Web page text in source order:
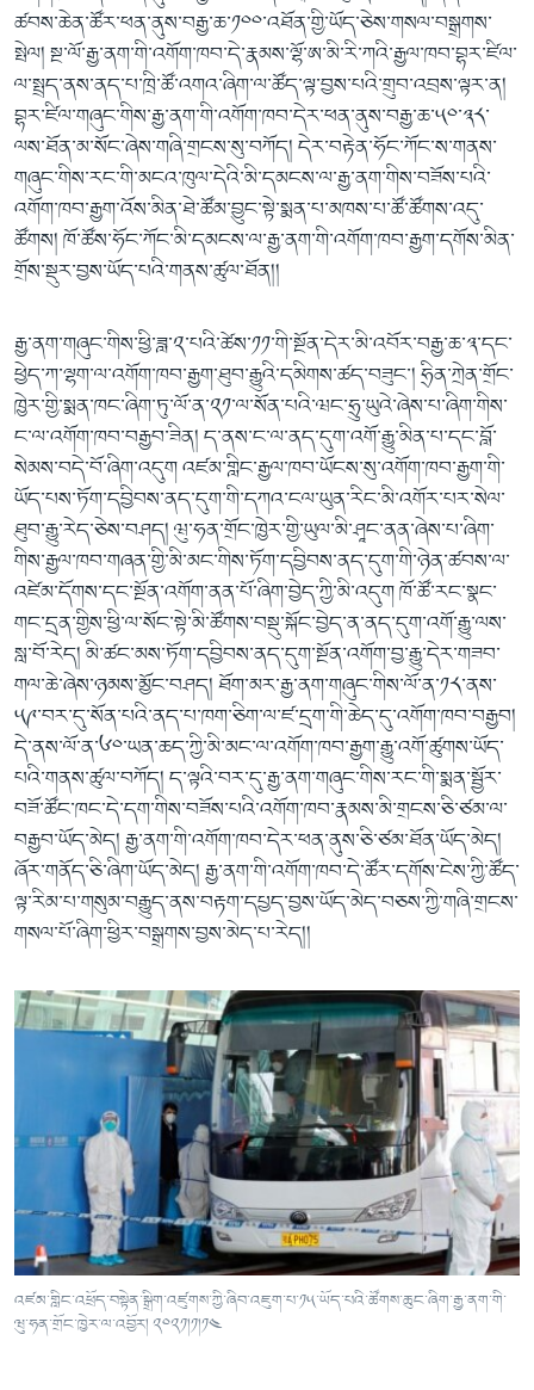
ཚབས་ཆེན་ཚོར་ཕན་ནུས་བརྒྱ་ཆ་༡༠༠་འཐོན་གྱི་ཡོད་ཅེས་གསལ་བསྒྲགས་
སྤེལ། སྔ་ལོ་རྒྱ་ནག་གི་འགོག་ཁབ་དེ་རྣམས་ལྷོ་ཨ་མི་རི་ཀའི་རྒྱལ་ཁབ་བྷར་ཛིལ་
ལ་སྤྲད་ནས་ནད་པ་ཁྲི་ཚོ་འགའ་ཞིག་ལ་ཚོད་ལྟ་བྱས་པའི་གྲུབ་འབྲས་ལྟར་ན།
བྷར་ཛིལ་གཞུང་གིས་རྒྱ་ནག་གི་འགོག་ཁབ་དེར་ཕན་ནུས་བརྒྱ་ཆ་༥༠་༣༨་
ལས་ཐོན་མ་སོང་ཞེས་གཞི་གྲངས་སུ་བཀོད། དེར་བརྟེན་ཧོང་ཀོང་ས་གནས་
གཞུང་གིས་རང་གི་མངའ་ཁུལ་དེའི་མི་དམངས་ལ་རྒྱ་ནག་གིས་བཟོས་པའི་
འགོག་ཁབ་རྒྱག་འོས་མིན་ཐེ་ཚོམ་བྱུང་སྟེ་སྨན་པ་མཁས་པ་ཚོ་ཚོགས་འདུ་
ཚོགས། ཁོ་ཚོས་ཧོང་ཀོང་མི་དམངས་ལ་རྒྱ་ནག་གི་འགོག་ཁབ་རྒྱག་དགོས་མིན་
གྲོས་སྡུར་བྱས་ཡོད་པའི་གནས་ཚུལ་ཐོན།།
རྒྱ་ནག་གཞུང་གིས་ཕྱི་ཟླ་༢་པའི་ཚེས་༡༡་གི་སྔོན་དེར་མི་འབོར་བརྒྱ་ཆ་༣་དང་
ཕྱེད་ཀ་ལྷག་ལ་འགོག་ཁབ་རྒྱག་ཐུབ་རྒྱུའི་དམིགས་ཚད་བཟུང་། ཧྲིན་ཀྲེན་གྲོང་
ཁྱེར་གྱི་སྨན་ཁང་ཞིག་ཏུ་ལོ་ན་༢༡་ལ་སོན་པའི་ཝང་ཧྲུ་ཡུའེ་ཞེས་པ་ཞིག་གིས་
ང་ལ་འགོག་ཁབ་བརྒྱབ་ཟིན། ད་ནས་ང་ལ་ནད་དུག་འགོ་རྒྱུ་མིན་པ་དང་བློ་
སེམས་བདེ་བོ་ཞིག་འདུག འཛམ་གླིང་རྒྱལ་ཁབ་ཡོངས་སུ་འགོག་ཁབ་རྒྱག་གི་
ཡོད་པས་ཏོག་དབྱིབས་ནད་དུག་གི་དཀའ་ངལ་ཡུན་རིང་མི་འགོར་པར་སེལ་
ཐུབ་རྒྱུ་རེད་ཅེས་བཤད། ཝུ་ཧན་གྲོང་ཁྱེར་གྱི་ཡུལ་མི་ཤཱང་ནན་ཞེས་པ་ཞིག་
གིས་རྒྱལ་ཁབ་གཞན་གྱི་མི་མང་གིས་ཏོག་དབྱིབས་ནད་དུག་གི་ཉེན་ཚབས་ལ་
འཛེམ་དོགས་དང་སྔོན་འགོག་ནན་པོ་ཞིག་བྱེད་ཀྱི་མི་འདུག ཁོ་ཚོ་རང་སྣང་
གང་དྲན་གྱིས་ཕྱི་ལ་སོང་སྟེ་མི་ཚོགས་བསྡུ་སྐོང་བྱེད་ན་ནད་དུག་འགོ་རྒྱུ་ལས་
སླ་བོ་རེད། མི་ཚང་མས་ཏོག་དབྱིབས་ནད་དུག་སྔོན་འགོག་བྱ་རྒྱུ་དེར་གཟབ་
གལ་ཆེ་ཞེས་ཉམས་མྱོང་བཤད། ཐོག་མར་རྒྱ་ནག་གཞུང་གིས་ལོ་ན་༡༨་ནས་
༥༩་བར་དུ་སོན་པའི་ནད་པ་ཁག་ཅིག་ལ་ཛ་དྲག་གི་ཆེད་དུ་འགོག་ཁབ་བརྒྱབ།
དེ་ནས་ལོ་ན་༦༠་ཡན་ཆད་ཀྱི་མི་མང་ལ་འགོག་ཁབ་རྒྱག་རྒྱུ་འགོ་ཚུགས་ཡོད་
པའི་གནས་ཚུལ་བཀོད། ད་ལྟའི་བར་དུ་རྒྱ་ནག་གཞུང་གིས་རང་གི་སྨན་སྦྱོར་
བཟོ་ཚོང་ཁང་དེ་དག་གིས་བཟོས་པའི་འགོག་ཁབ་རྣམས་མི་གྲངས་ཅི་ཙམ་ལ་
བརྒྱབ་ཡོད་མེད། རྒྱ་ནག་གི་འགོག་ཁབ་དེར་ཕན་ནུས་ཅི་ཙམ་ཐོན་ཡོད་མེད།
ཞོར་གནོད་ཅི་ཞིག་ཡོད་མེད། རྒྱ་ནག་གི་འགོག་ཁབ་དེ་ཚོར་དགོས་ངེས་ཀྱི་ཚོད་
ལྟ་རིམ་པ་གསུམ་བརྒྱུད་ནས་བརྟག་དཔྱད་བྱས་ཡོད་མེད་བཅས་ཀྱི་གཞི་གྲངས་
གསལ་པོ་ཞིག་ཕྱིར་བསྒྲགས་བྱས་མེད་པ་རེད།།
འཛམ་གླིང་འཕྲོད་བསྟེན་སྒྲིག་འཛུགས་ཀྱི་ཞིབ་འཇུག་པ་༡༥་ཡོད་པའི་ཚོགས་ཆུང་ཞིག་རྒྱ་ནག་གི་
ཝུ་ཧན་གྲོང་ཁྱེར་ལ་འབྱོར། ༢༠༢༡།༡།༡༤